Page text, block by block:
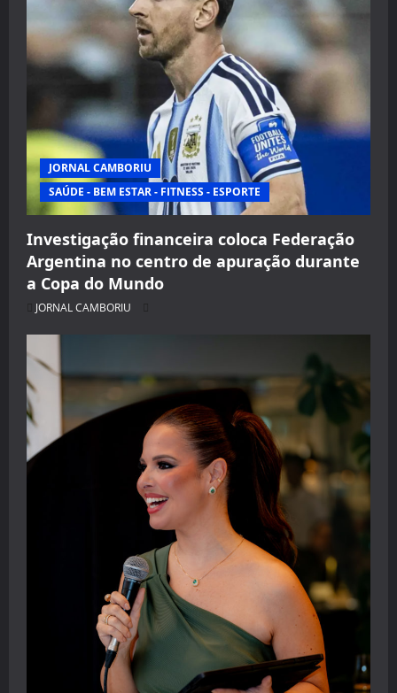
JORNAL CAMBORIU
SAÚDE - BEM ESTAR - FITNESS - ESPORTE
Investigação financeira coloca Federação
Argentina no centro de apuração durante
a Copa do Mundo
JORNAL CAMBORIU